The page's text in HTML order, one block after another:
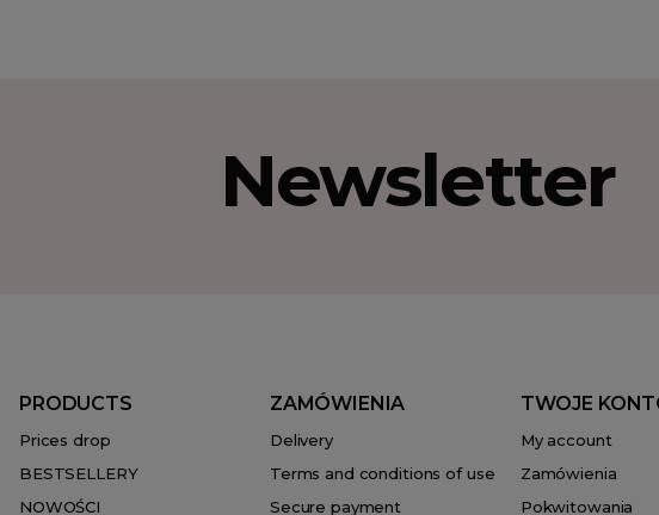
Newsletter
PRODUCTS
Prices drop
BESTSELLERY
NOWOŚCI
ZAMÓWIENIA
Delivery
Terms and conditions of use
Secure payment
TWOJE
My account
Zamówienia
Pokwitowania